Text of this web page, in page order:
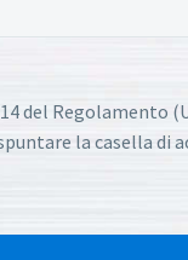
del Regolamento
la casella di